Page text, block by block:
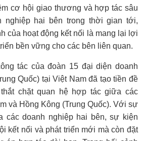
cơ hội giao thương và hợp tác sâu
nghiệp hai bên trong thời gian tới,
của hoạt động kết nối là mang lại lợi
bền vững cho các bên liên quan.
tác của đoàn 15 đại diện doanh
Quốc) tại Việt Nam đã tạo tiền đề
chặt quan hệ hợp tác giữa các
và Hồng Kông (Trung Quốc). Với sự
các doanh nghiệp hai bên, sự kiện
kết nối và phát triển mới mà còn đặt